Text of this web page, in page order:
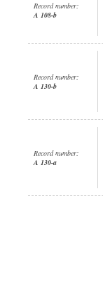
Record number:
A 108-b
Record number:
A 130-b
Record number:
A 130-a